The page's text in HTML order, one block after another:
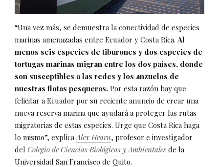
“Una vez más, se demuestra la conectividad de especies
marinas amenazadas entre Ecuador y Costa Rica. Al
menos seis especies de tiburones y dos especies de
tortugas marinas migran entre los dos países, donde
son susceptibles a las redes y los anzuelos de
nuestras flotas pesqueras. Por esta razón hay que
felicitar a Ecuador por su reciente anuncio de crear una
nueva reserva marina que ayudará a proteger las rutas
migratorias de estas especies. Urge que Costa Rica haga
lo mismo”, explica Alex Hearn, profesor e investigador
del Colegio de Ciencias Biológicas y Ambientales de la
Universidad San Francisco de Quito.